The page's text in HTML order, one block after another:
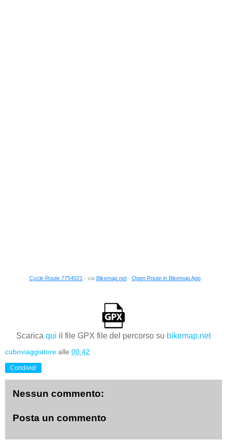
Cycle Route 7754021 - via Bikemap.net- Open Route in Bikemap App
Scarica qui il file GPX file del percorso su bikemap.net
cuboviaggiatore alle 00:42
Condividi
Nessun commento:
Posta un commento